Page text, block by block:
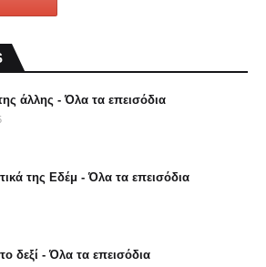
άλλης - Όλα τα επεισόδια
της Εδέμ - Όλα τα επεισόδια
δεξί - Όλα τα επεισόδια